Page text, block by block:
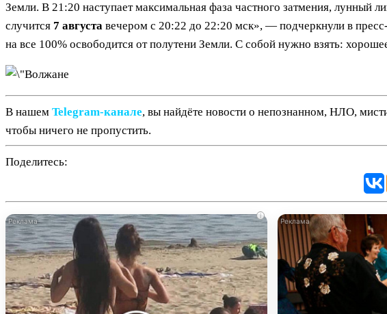
Земли. В 21:20 наступает максимальная фаза частного затмения,
случится 7 августа вечером с 20:22 до 22:20 мск», — подчеркнули в
на все 100% освободится от полутени Земли. С собой нужно взять:
В нашем Telegram‑канале, вы найдёте новости о непознанном, НЛО,
чтобы ничего не пропустить.
Поделитесь:
i